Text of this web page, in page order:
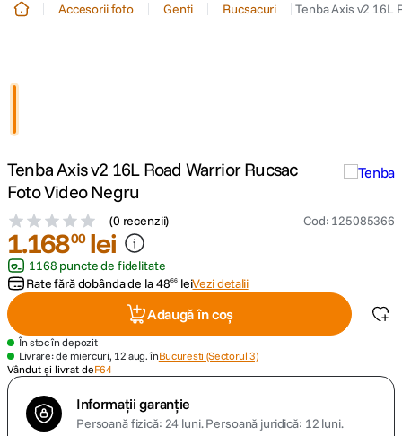
4. peak design
canon sx740 hs
6. lavaliera
ulanzi
8. godox
10. nou
Accesorii foto Genti Rucsacuri Tenba Axis v2 16L
Tenba Axis v2 16L Road Warrior Rucsac
Foto Video Negru
(0 recenzii) Cod: 125085366
1.16800 lei
1168 puncte de fidelitate
Rate fără dobânda de la4866 leiVezi detalii
Adaugă în coș
În stoc în depozit
Livrare: de miercuri, 12 aug. înBucuresti (Sectorul 3)
Vândut și livrat deF64
Informații garanție
Persoană fizică: 24 luni.Persoană juridică: 12 luni.